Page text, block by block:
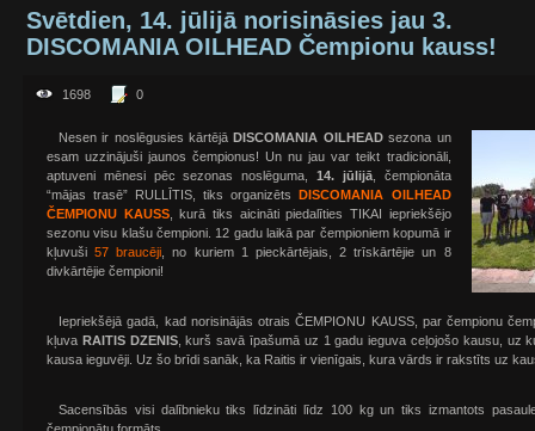
Svētdien, 14. jūlijā norisināsies jau 3.
DISCOMANIA OILHEAD Čempionu kauss!
1698 0
Nesen ir noslēgusies kārtējā DISCOMANIA OILHEADsezona un
esam uzzinājuši jaunos čempionus! Un nu jau var teikt tradicionāli,
aptuveni mēnesi pēc sezonas noslēguma, 14. jūlijā, čempionāta
“mājas trasē” RULLĪTIS, tiks organizēts
DISCOMANIA OILHEAD
ČEMPIONU KAUSS, kurā tiks aicināti piedalīties TIKAI iepriekšējo
sezonu visu klašu čempioni. 12 gadu laikā par čempioniem kopumā ir
kļuvuši57 braucēji , no kuriem 1 pieckārtējais, 2 trīskārtējie un 8
divkārtējie čempioni!
Iepriekšējā gadā, kad norisinājās otrais ČEMPIONU KAUSS, par čempionu
kļuva RAITIS DZENIS, kurš savā īpašumā uz 1 gadu ieguva ceļojošo kausu, uz
kausa ieguvēji. Uz šo brīdi sanāk, ka Raitis ir vienīgais, kura vārds ir rakstīts uz
Sacensībās visi dalībnieku tiks līdzināti līdz 100 kg un tiks izmantots